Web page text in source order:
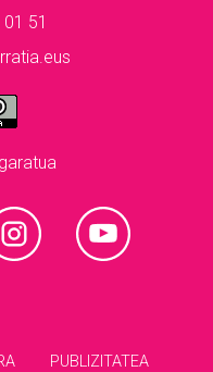
51
PUBLIZITATEA